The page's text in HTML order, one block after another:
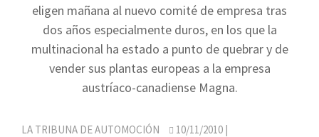
eligen mañana al nuevo comité de empresa tras
dos años especialmente duros, en los que la
multinacional ha estado a punto de quebrar y de
vender sus plantas europeas a la empresa
austríaco-canadiense Magna.
LA TRIBUNA DE AUTOMOCIÓN 10/11/2010 |